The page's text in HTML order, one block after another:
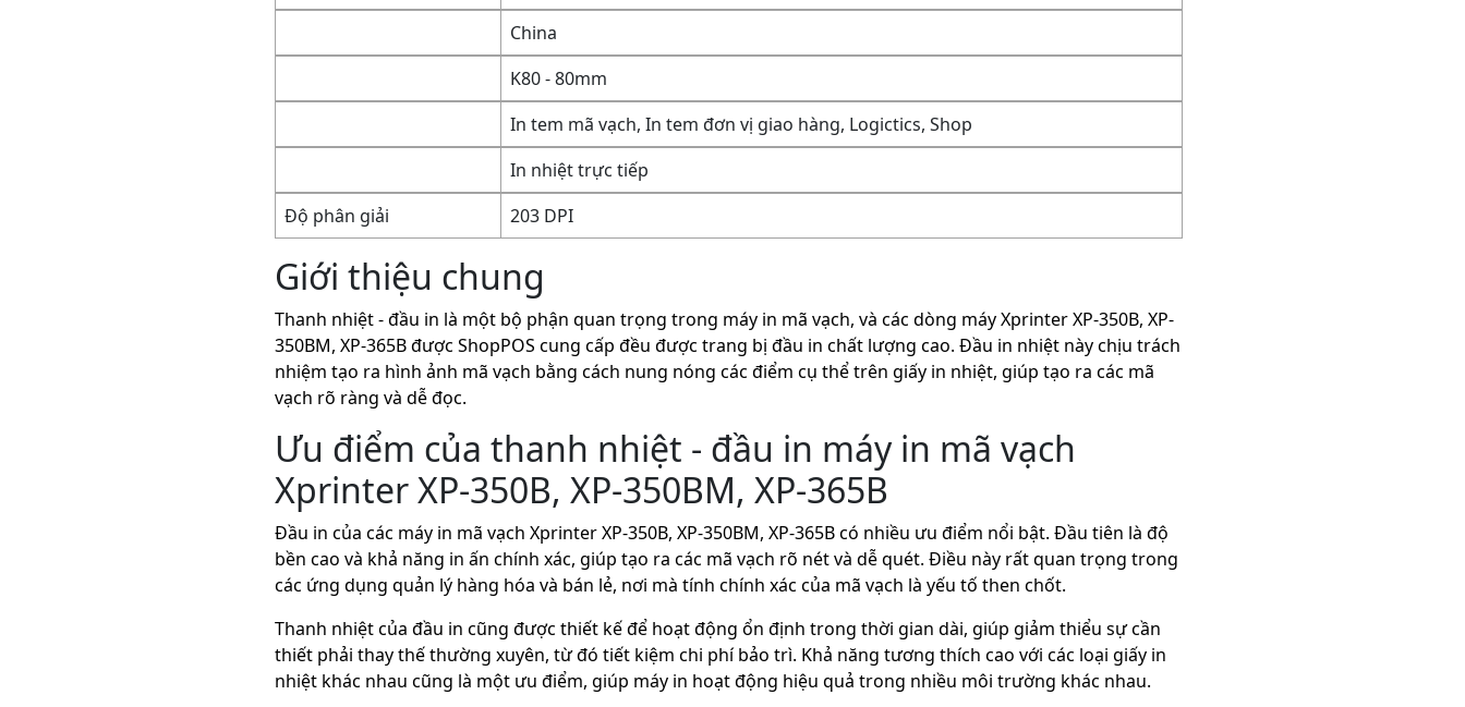
China
K80 - 80mm
In tem mã vạch, In tem đơn vị giao hàng, Logictics, Shop
In nhiệt trực tiếp
Độ phân giải
203 DPI
Giới thiệu chung
Thanh nhiệt - đầu in là một bộ phận quan trọng trong máy in mã vạch, và các dòng máy Xprinter XP-350B, XP-
350BM, XP-365B được ShopPOS cung cấp đều được trang bị đầu in chất lượng cao. Đầu in nhiệt này chịu trách
nhiệm tạo ra hình ảnh mã vạch bằng cách nung nóng các điểm cụ thể trên giấy in nhiệt, giúp tạo ra các mã
vạch rõ ràng và dễ đọc.
Ưu điểm của thanh nhiệt - đầu in máy in mã vạch
Xprinter XP-350B, XP-350BM, XP-365B
Đầu in của các máy in mã vạch Xprinter XP-350B, XP-350BM, XP-365B có nhiều ưu điểm nổi bật. Đầu tiên là độ
bền cao và khả năng in ấn chính xác, giúp tạo ra các mã vạch rõ nét và dễ quét. Điều này rất quan trọng trong
các ứng dụng quản lý hàng hóa và bán lẻ, nơi mà tính chính xác của mã vạch là yếu tố then chốt.
Thanh nhiệt của đầu in cũng được thiết kế để hoạt động ổn định trong thời gian dài, giúp giảm thiểu sự cần
thiết phải thay thế thường xuyên, từ đó tiết kiệm chi phí bảo trì. Khả năng tương thích cao với các loại giấy in
nhiệt khác nhau cũng là một ưu điểm, giúp máy in hoạt động hiệu quả trong nhiều môi trường khác nhau.